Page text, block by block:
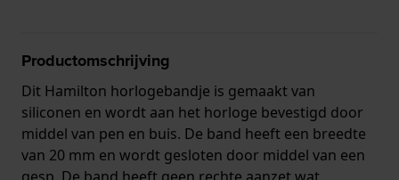
Productomschrijving
Dit Hamilton horlogebandje is gemaakt van
siliconen en wordt aan het horloge bevestigd door
middel van pen en buis. De band heeft een breedte
van 20 mm en wordt gesloten door middel van een